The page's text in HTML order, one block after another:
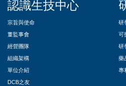
認識生技中心
宗旨與使命
董監事會
經營團隊
組織架構
單位介紹
DCB之友
研
可
研
藥
專